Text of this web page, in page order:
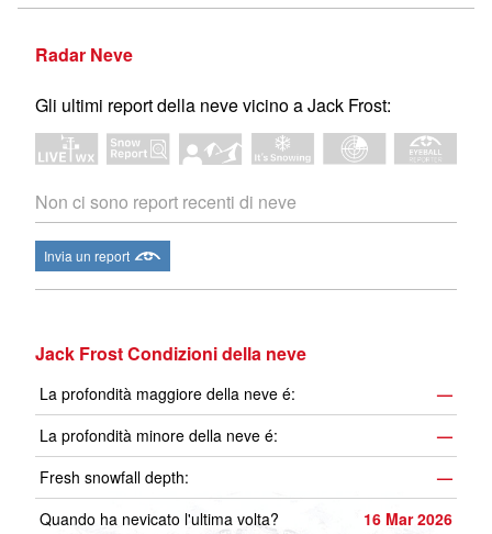
Radar Neve
Gli ultimi report della neve vicino a Jack Frost:
Non ci sono report recenti di neve
Invia un report
Jack Frost Condizioni della neve
La profondità maggiore della neve é:
—
La profondità minore della neve é:
—
Fresh snowfall depth:
—
Quando ha nevicato l'ultima volta?
16 Mar 2026